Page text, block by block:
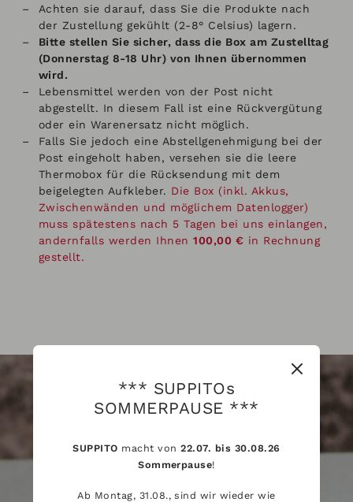
Achten sie darauf, dass Sie die Produkte nach
der Zustellung gekühlt (2-8° Celsius) lagern.
Bitte stellen Sie sicher, dass die Box am Zustelltag
(Donnerstag 8-18 Uhr) von Ihnen übernommen
wird.
Lebensmittel werden von der Post nicht
abgestellt. In diesem Fall ist eine Rückvergütung
oder ein Warenersatz nicht möglich.
Falls Sie jedoch eine Abstellgenehmigung bei der
Post eingeholt haben, versehen sie die leere
Thermobox für die Rücksendung mit dem
beigelegten Aufkleber. Die Box (inkl. Akkus,
Zwischenwänden und möglichem Datenlogger)
muss spätestens nach 5 Tagen bei uns einlangen,
andernfalls werden Ihnen100,00 € in Rechnung
gestellt.
*** SUPPITOs
SOMMERPAUSE ***
SUPPITO macht von22.07. bis 30.08.26
Sommerpause!
Ab Montag, 31.08., sind wir wieder wie